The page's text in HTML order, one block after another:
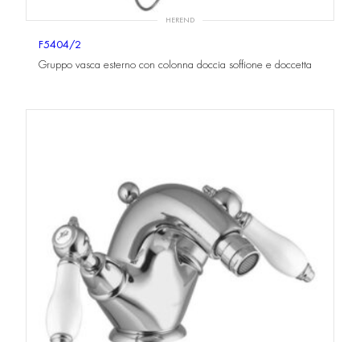
HEREND
F5404/2
Gruppo vasca esterno con colonna doccia soffione e doccetta